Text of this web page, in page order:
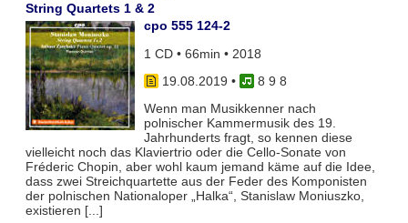
String Quartets 1 & 2
cpo 555 124-2
1 CD • 66min • 2018
19.08.2019 •
8 9 8
Wenn man Musikkenner nach
polnischer Kammermusik des 19.
Jahrhunderts fragt, so kennen diese
vielleicht noch das Klaviertrio oder die Cello-Sonate von
Fréderic Chopin, aber wohl kaum jemand käme auf die Idee,
dass zwei Streichquartette aus der Feder des Komponisten
der polnischen Nationaloper „Halka“, Stanislaw Moniuszko,
existieren [...]